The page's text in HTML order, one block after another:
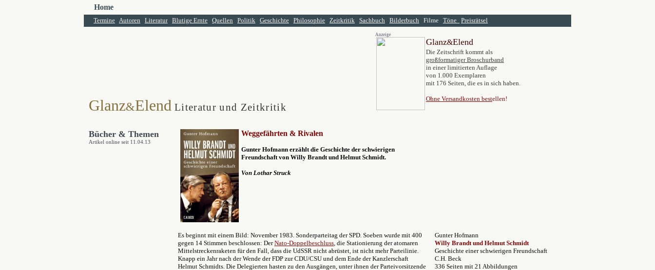
Home
Termine Autoren Literatur Blutige Ernte Quellen Politik Geschichte Philosophie Zeitkritik Sachbuch Bilderbuch Filme Töne Preisrätsel
Glanz&Elend Literatur und Zeitkritik
Anzeige
Glanz&Elend
Die Zeitschrift kommt als
großformatiger Broschurband
in einer limitierten Auflage
von 1.000 Exemplaren
mit 176 Seiten, die es in sich haben.
Ohne Versandkosten bestellen!
Bücher & Themen
Artikel online seit 11.04.13
Weggefährten & Rivalen
Gunter Hofmann erzählt die Geschichte der schwierigen
Freundschaft von Willy Brandt und Helmut Schmidt.
Von Lothar Struck
Es beginnt mit einem Bild: November 1983. Sonderparteitag der SPD. Soeben wurde mit 400
gegen 14 Stimmen beschlossen: DerNato-Doppelbeschluss, die Stationierung der atomaren
Mittelstreckenraketen für den Fall, dass die UdSSR nicht abrüstet, ist nicht mehr Parteilinie.
Knapp ein Jahr nach der Wende der FDP zur CDU/CSU und dem Ende der Kanzlerschaft
Helmut Schmidts. Die Delegierten hasten zu den Ausgängen, unter ihnen der Parteivorsitzende
Gunter Hofmann
Willy Brandt und Helmut Schmidt
Geschichte einer schwierigen Freundschaft
C.H. Beck
336 Seiten mit 21 Abbildungen